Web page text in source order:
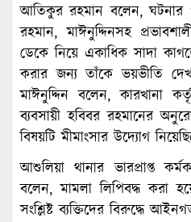
আতিকুর রহমান বলেন, ঘটনার
রহমান, মাঈনুদ্দিনসহ
ডেকে নিয়ে একাধিক সাদা
করার জন্য তাঁকে ভয়ভীতি
মাঈনুদ্দিন বলেন, কারখানা
ব্যবসায়ী হবিবর রহমানের
বিষয়টি মীমাংসার উদ্যোগ
আশুলিয়া থানার ভারপ্রাপ্ত
বলেন, মামলা লিপিবদ্ধ করা
সংশ্লিষ্ট ব্যক্তিদের বিরুদ্ধে